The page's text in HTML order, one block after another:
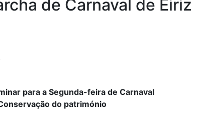
de Carnaval de Eiriz
para a Segunda-feira de Carnaval
do património